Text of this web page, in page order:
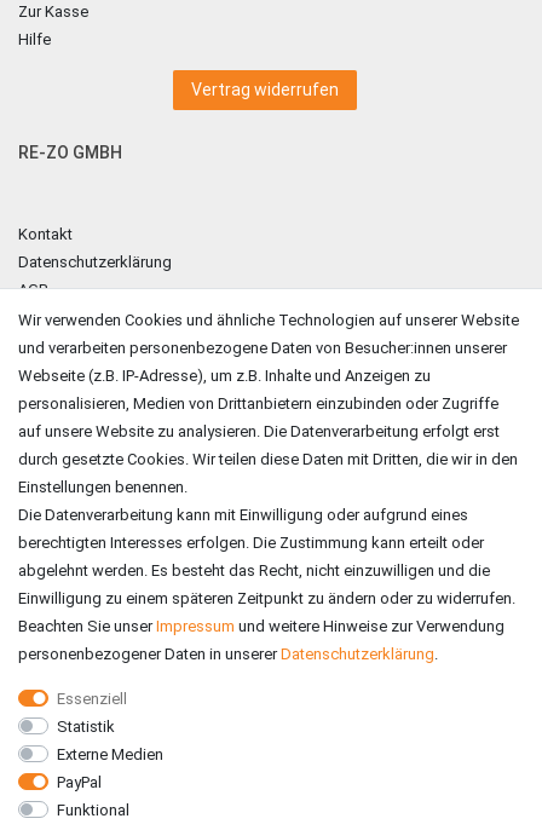
Zur Kasse
Hilfe
Vertrag widerrufen
RE-ZO GMBH
Kontakt
Datenschutzerklärung
AGB
Impressum
ZAHLUNGSARTEN
VERSAND
Wir verwenden Cookies und ähnliche Technologien auf unserer Website
und verarbeiten personenbezogene Daten von Besucher:innen unserer
Webseite (z.B. IP-Adresse), um z.B. Inhalte und Anzeigen zu
personalisieren, Medien von Drittanbietern einzubinden oder Zugriffe
auf unsere Website zu analysieren. Die Datenverarbeitung erfolgt erst
durch gesetzte Cookies. Wir teilen diese Daten mit Dritten, die wir in den
Einstellungen benennen.
Die Datenverarbeitung kann mit Einwilligung oder aufgrund eines
berechtigten Interesses erfolgen. Die Zustimmung kann erteilt oder
abgelehnt werden. Es besteht das Recht, nicht einzuwilligen und die
Einwilligung zu einem späteren Zeitpunkt zu ändern oder zu widerrufen.
Beachten Sie unserImpressum und weitere Hinweise zur Verwendung
personenbezogener Daten in unsererDaten­schutz­erklärung.
Essenziell
Statistik
Externe Medien
PayPal
Funktional